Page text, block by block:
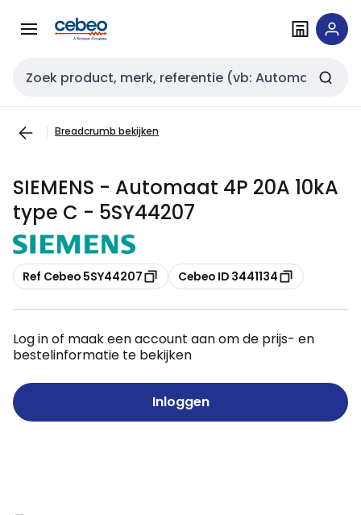
naar
naar
Zoekveld invoer
Breadcrumb bekijken
SIEMENS - Automaat 4P 20A 10kA
type C - 5SY44207
Kopiëren
Ref Cebeo 5SY44207 Kopiëren
Cebeo ID 3441134
Log in of maak een account aan om de prijs- en
bestelinformatie te bekijken
Inloggen